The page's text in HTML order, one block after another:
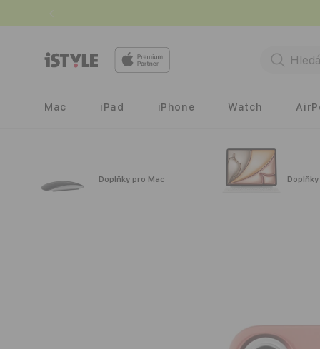
Přejít k
obsahu
Mac iPad iPhone Watch
Doplňky pro Mac